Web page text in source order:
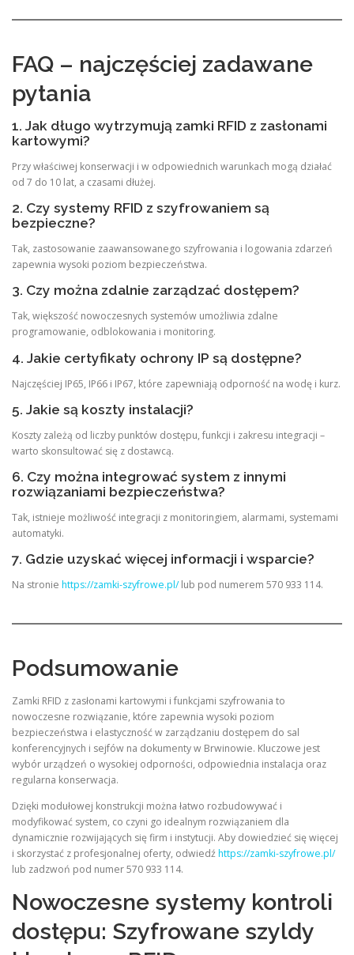
FAQ – najczęściej zadawane
pytania
1. Jak długo wytrzymują zamki RFID z zasłonami
kartowymi?
Przy właściwej konserwacji i w odpowiednich warunkach mogą działać
od 7 do 10 lat, a czasami dłużej.
2. Czy systemy RFID z szyfrowaniem są
bezpieczne?
Tak, zastosowanie zaawansowanego szyfrowania i logowania zdarzeń
zapewnia wysoki poziom bezpieczeństwa.
3. Czy można zdalnie zarządzać dostępem?
Tak, większość nowoczesnych systemów umożliwia zdalne
programowanie, odblokowania i monitoring.
4. Jakie certyfikaty ochrony IP są dostępne?
Najczęściej IP65, IP66 i IP67, które zapewniają odporność na wodę i kurz.
5. Jakie są koszty instalacji?
Koszty zależą od liczby punktów dostępu, funkcji i zakresu integracji –
warto skonsultować się z dostawcą.
6. Czy można integrować system z innymi
rozwiązaniami bezpieczeństwa?
Tak, istnieje możliwość integracji z monitoringiem, alarmami, systemami
automatyki.
7. Gdzie uzyskać więcej informacji i wsparcie?
Na stronie https://zamki-szyfrowe.pl/lub pod numerem 570 933 114.
Podsumowanie
Zamki RFID z zasłonami kartowymi i funkcjami szyfrowania to
nowoczesne rozwiązanie, które zapewnia wysoki poziom
bezpieczeństwa i elastyczność w zarządzaniu dostępem do sal
konferencyjnych i sejfów na dokumenty w Brwinowie. Kluczowe jest
wybór urządzeń o wysokiej odporności, odpowiednia instalacja oraz
regularna konserwacja.
Dzięki modułowej konstrukcji można łatwo rozbudowywać i
modyfikować system, co czyni go idealnym rozwiązaniem dla
dynamicznie rozwijających się firm i instytucji. Aby dowiedzieć się więcej
i skorzystać z profesjonalnej oferty, odwiedźhttps://zamki-szyfrowe.pl/
lub zadzwoń pod numer 570 933 114.
Nowoczesne systemy kontroli
dostępu: Szyfrowane szyldy